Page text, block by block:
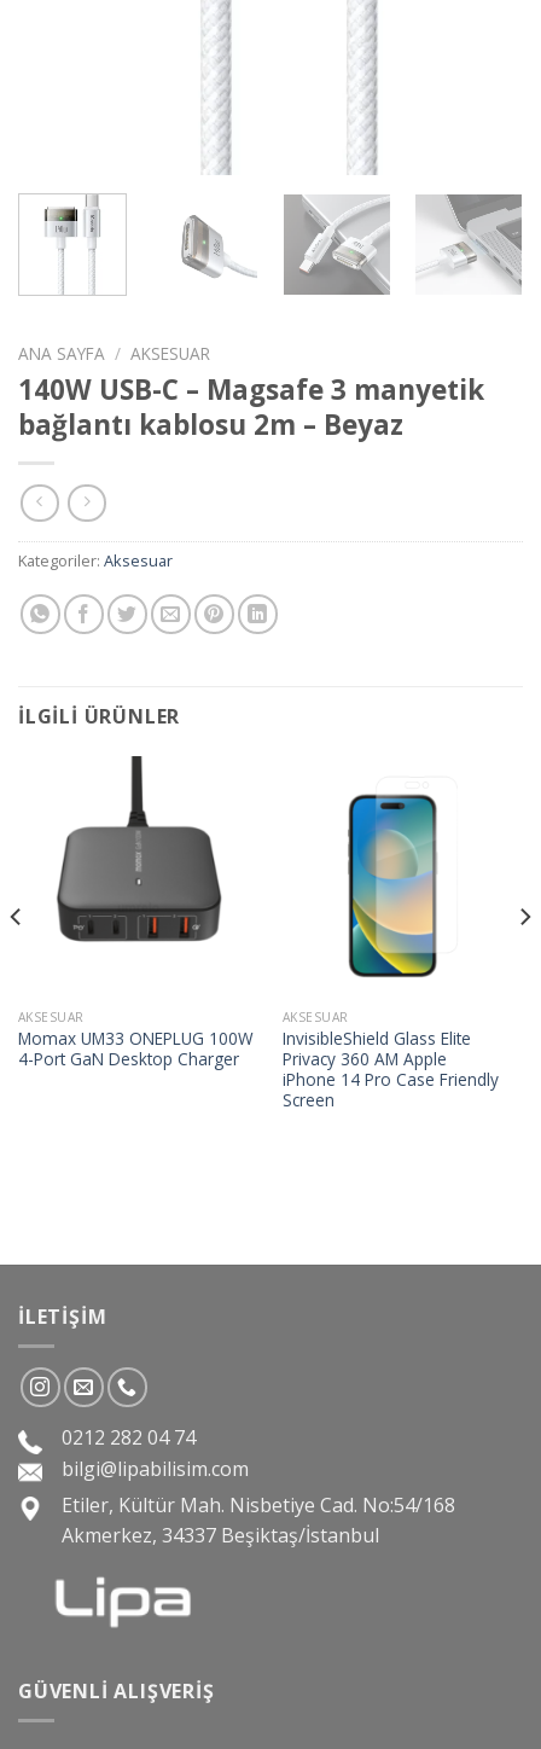
ANA SAYFA / AKSESUAR
140W USB-C – Magsafe 3 manyetik
bağlantı kablosu 2m – Beyaz
Kategoriler: Aksesuar
İLGILI ÜRÜNLER
AKSESUAR
Momax UM33 ONEPLUG 100W
4-Port GaN Desktop Charger
AKSESUAR
InvisibleShield Glass Elite
Privacy 360 AM Apple
iPhone 14 Pro Case Friendly
Screen
İLETIŞIM
0212 282 04 74
bilgi@lipabilisim.com
Etiler, Kültür Mah. Nisbetiye Cad. No:54/168
Akmerkez, 34337 Beşiktaş/İstanbul
GÜVENLI ALIŞVERIŞ